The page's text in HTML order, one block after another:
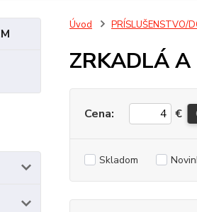
Úvod PRÍSLUŠENSTVO/
ZRKADLÁ A
Cena: €
Skladom